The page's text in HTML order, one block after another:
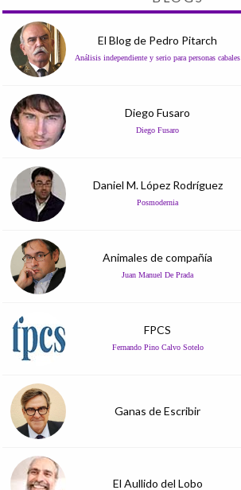
El Blog de Pedro Pitarch
Análisis independiente y serio para personas cabales
Diego Fusaro
Diego Fusaro
Daniel M. López Rodríguez
Posmodernia
Animales de compañía
Juan Manuel De Prada
FPCS
Fernando Pino Calvo Sotelo
Ganas de Escribir
El Aullido del Lobo